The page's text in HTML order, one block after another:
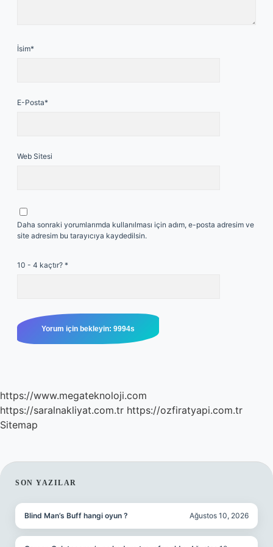
İsim*
E-Posta*
Web Sitesi
Daha sonraki yorumlarımda kullanılması için adım, e-posta adresim ve
site adresim bu tarayıcıya kaydedilsin.
10 - 4 kaçtır? *
https://www.megateknoloji.com
https://saralnakliyat.com.tr https://ozfiratyapi.com.tr
Sitemap
SIDEBAR
SON YAZILAR
Blind Man’s Buff hangi oyun ? Ağustos 10, 2026